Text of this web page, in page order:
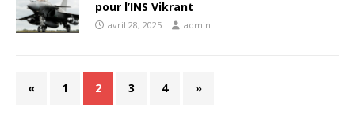
pour l’INS Vikrant
avril 28, 2025 admin
« 1 2 3 4 »